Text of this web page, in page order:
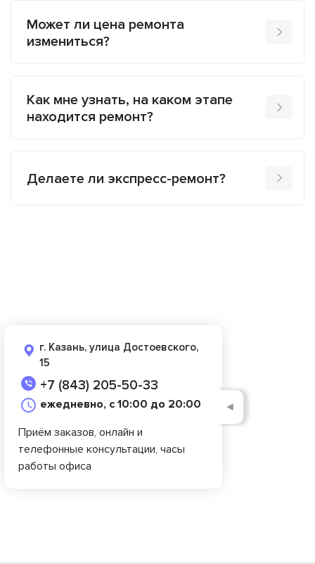
Может ли цена ремонта
измениться?
Как мне узнать, на каком этапе
находится ремонт?
Делаете ли экспресс-ремонт?
г. Казань, улица Достоевского,
15
+7 (843) 205-50-33
ежедневно, с 10:00 до 20:00
Приём заказов, онлайн и
телефонные консультации, часы
работы офиса
◄